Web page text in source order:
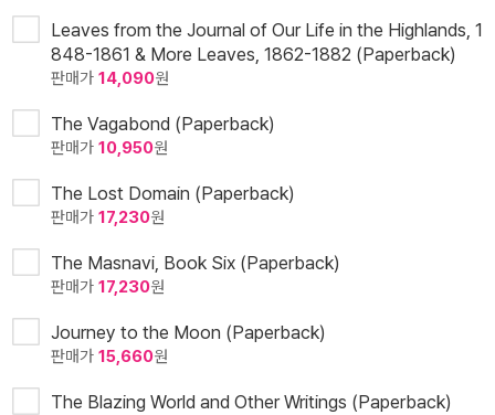
Leaves from the Journal of Our Life in the Highlands, 1
848-1861 & More Leaves, 1862-1882 (Paperback)
판매가 14,090원
The Vagabond (Paperback)
판매가 10,950원
The Lost Domain (Paperback)
판매가 17,230원
The Masnavi, Book Six (Paperback)
판매가 17,230원
Journey to the Moon (Paperback)
판매가 15,660원
The Blazing World and Other Writings (Paperback)